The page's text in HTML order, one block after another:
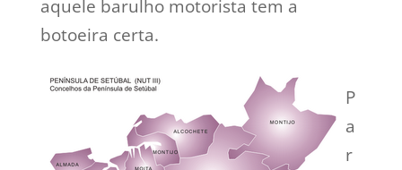
aquele barulho motorista tem a
botoeira certa.
P
a
r